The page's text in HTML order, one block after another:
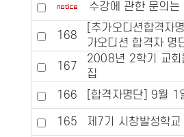
수강에 관한 문의는
168
[추가오디션합격자
가오디션 합격자 명
167
2008년 2학기 교회
집
166
[합격자명단] 9월 1
165 제7기 시창발성학